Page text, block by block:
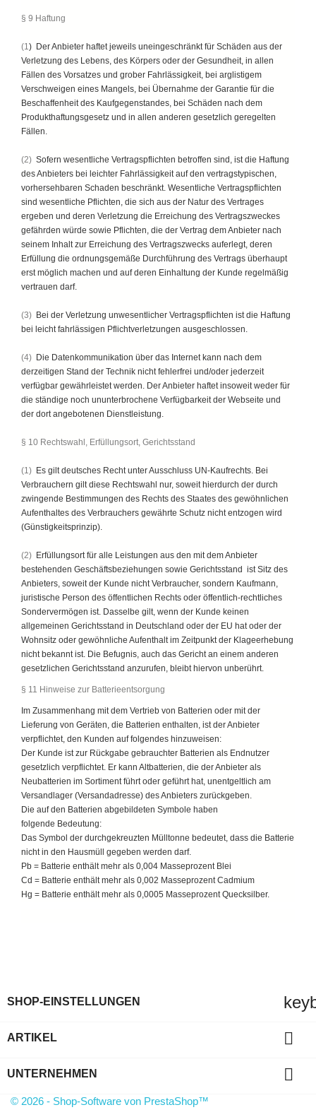
§ 9 Haftung
(1) Der Anbieter haftet jeweils uneingeschränkt für Schäden aus der
Verletzung des Lebens, des Körpers oder der Gesundheit, in allen
Fällen des Vorsatzes und grober Fahrlässigkeit, bei arglistigem
Verschweigen eines Mangels, bei Übernahme der Garantie für die
Beschaffenheit des Kaufgegenstandes, bei Schäden nach dem
Produkthaftungsgesetz und in allen anderen gesetzlich geregelten
Fällen.
(2) Sofern wesentliche Vertragspflichten betroffen sind, ist die Haftung
des Anbieters bei leichter Fahrlässigkeit auf den vertragstypischen,
vorhersehbaren Schaden beschränkt. Wesentliche Vertragspflichten
sind wesentliche Pflichten, die sich aus der Natur des Vertrages
ergeben und deren Verletzung die Erreichung des Vertragszweckes
gefährden würde sowie Pflichten, die der Vertrag dem Anbieter nach
seinem Inhalt zur Erreichung des Vertragszwecks auferlegt, deren
Erfüllung die ordnungsgemäße Durchführung des Vertrags überhaupt
erst möglich machen und auf deren Einhaltung der Kunde regelmäßig
vertrauen darf.
(3) Bei der Verletzung unwesentlicher Vertragspflichten ist die Haftung
bei leicht fahrlässigen Pflichtverletzungen ausgeschlossen.
(4) Die Datenkommunikation über das Internet kann nach dem
derzeitigen Stand der Technik nicht fehlerfrei und/oder jederzeit
verfügbar gewährleistet werden. Der Anbieter haftet insoweit weder für
die ständige noch ununterbrochene Verfügbarkeit der Webseite und
der dort angebotenen Dienstleistung.
§ 10 Rechtswahl, Erfüllungsort, Gerichtsstand
(1) Es gilt deutsches Recht unter Ausschluss UN-Kaufrechts. Bei
Verbrauchern gilt diese Rechtswahl nur, soweit hierdurch der durch
zwingende Bestimmungen des Rechts des Staates des gewöhnlichen
Aufenthaltes des Verbrauchers gewährte Schutz nicht entzogen wird
(Günstigkeitsprinzip).
(2) Erfüllungsort für alle Leistungen aus den mit dem Anbieter
bestehenden Geschäftsbeziehungen sowie Gerichtsstand ist Sitz des
Anbieters, soweit der Kunde nicht Verbraucher, sondern Kaufmann,
juristische Person des öffentlichen Rechts oder öffentlich-rechtliches
Sondervermögen ist. Dasselbe gilt, wenn der Kunde keinen
allgemeinen Gerichtsstand in Deutschland oder der EU hat oder der
Wohnsitz oder gewöhnliche Aufenthalt im Zeitpunkt der Klageerhebung
nicht bekannt ist. Die Befugnis, auch das Gericht an einem anderen
gesetzlichen Gerichtsstand anzurufen, bleibt hiervon unberührt.
§ 11 Hinweise zur Batterieentsorgung
Im Zusammenhang mit dem Vertrieb von Batterien oder mit der
Lieferung von Geräten, die Batterien enthalten, ist der Anbieter
verpflichtet, den Kunden auf folgendes hinzuweisen:
Der Kunde ist zur Rückgabe gebrauchter Batterien als Endnutzer
gesetzlich verpflichtet. Er kann Altbatterien, die der Anbieter als
Neubatterien im Sortiment führt oder geführt hat, unentgeltlich am
Versandlager (Versandadresse) des Anbieters zurückgeben.
Die auf den Batterien abgebildeten Symbole haben
folgende Bedeutung:
Das Symbol der durchgekreuzten Mülltonne bedeutet, dass die Batterie
nicht in den Hausmüll gegeben werden darf.
Pb = Batterie enthält mehr als 0,004 Masseprozent Blei
Cd = Batterie enthält mehr als 0,002 Masseprozent Cadmium
Hg = Batterie enthält mehr als 0,0005 Masseprozent Quecksilber.
SHOP-EINSTELLUNGEN
ARTIKEL 
UNTERNEHMEN 
© 2026 - Shop-Software von PrestaShop™